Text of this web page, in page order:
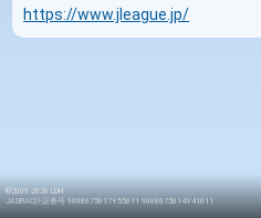
https://www.jleague.jp/
©2009-2026 LDH
JASRAC許諾番号 9008675017Y55011 9008675014Y41011